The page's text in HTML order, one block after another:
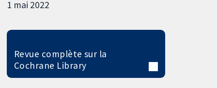
1 mai 2022
Revue complète sur la
Cochrane Library